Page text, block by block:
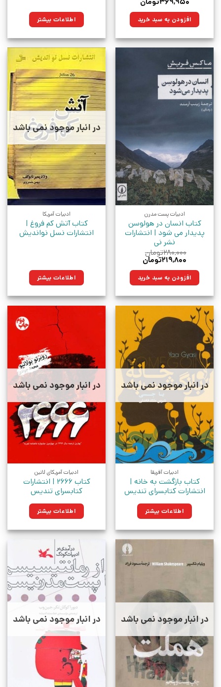
۴۹۰,۰۰۰تومان
بود.
۳۶۹,۹۵۰تومان.افزودن به سبد خرید اطلاعات بیشتر
ادبیات پست مدرن
کتاب انسان در هولوسن
پدیدار می شود | انتشارات
نشر نی
۲۸۰,۰۰۰تومان
قیمت
۲۸۰,۰۰۰تومان
بود.
۲۱۹,۸۰۰تومان
۲۱۹,۸۰۰تومان.افزودن به سبد خرید
در انبار موجود نمی باشد
ادبیات آمریکا
کتاب آتش کم فروغ |
انتشارات نسل نواندیش
اطلاعات بیشتر
در انبار موجود نمی باشد
ادبیات آفریقا
کتاب بازگشت به خانه |
انتشارات کتابسرای تندیس
اطلاعات بیشتر
در انبار موجود نمی باشد
ادبیات آمریکای لاتین
کتاب 2666 | انتشارات
کتابسرای تندیس
اطلاعات بیشتر
در انبار موجود نمی باشد در انبار موجود نمی باشد